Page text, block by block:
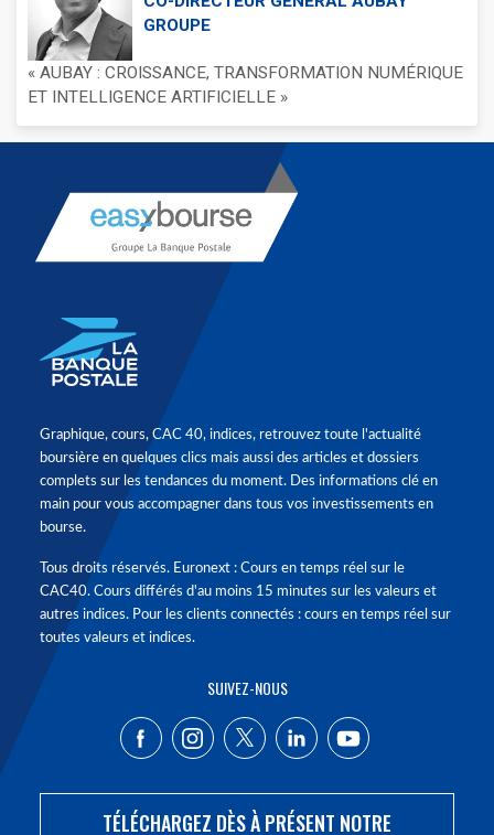
GROUPE
« AUBAY : CROISSANCE, TRANSFORMATION NUMÉRIQUE
ET INTELLIGENCE ARTIFICIELLE »
Graphique, cours, CAC 40, indices, retrouvez toute l'actualité
boursière en quelques clics mais aussi des articles et dossiers
complets sur les tendances du moment. Des informations clé en
main pour vous accompagner dans tous vos investissements en
bourse.
Tous droits réservés. Euronext : Cours en temps réel sur le
CAC40. Cours différés d'au moins 15 minutes sur les valeurs et
autres indices. Pour les clients connectés : cours en temps réel sur
toutes valeurs et indices.
SUIVEZ-NOUS
TÉLÉCHARGEZ DÈS À PRÉSENT NOTRE